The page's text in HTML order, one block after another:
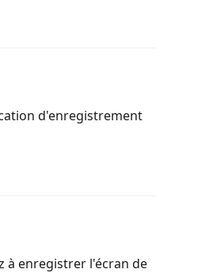
d'enregistrement
à enregistrer l'écran de